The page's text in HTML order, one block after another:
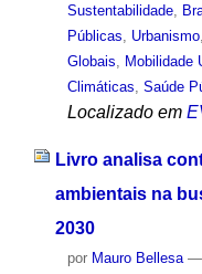
Sustentabilidade,
Públicas, Urbanismo,
Globais, Mobilidade
Climáticas, Saúde
Localizado em
Livro analisa
ambientais na
2030
por Mauro Bellesa —